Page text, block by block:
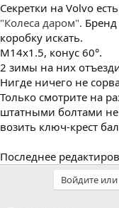
Секретки на Volvo
"Колеса даром".
коробку искать.
M14x1.5, конус 60°.
2 зимы на них
Нигде ничего не
Только смотрите на
штатными болтами не
возить ключ-крест
Последнее
Войдите или